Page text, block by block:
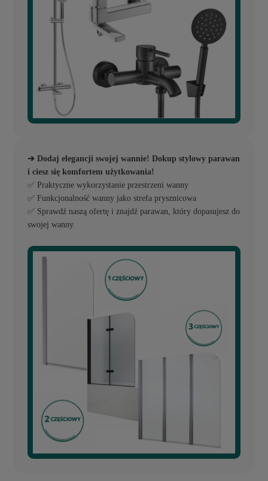
➔ Dodaj elegancji swojej wannie! Dokup stylowy parawan
i ciesz się komfortem użytkowania!
✅ Praktyczne wykorzystanie przestrzeni wanny
✅ Funkcjonalność wanny jako strefa prysznicowa
✅ Sprawdź naszą ofertę i znajdź parawan, który dopasujesz do
swojej wanny.